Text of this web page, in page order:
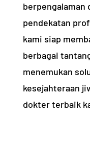
berpengalaman
pendekatan
kami siap
berbagai
menemukan
kesejahteraan
dokter terbaik